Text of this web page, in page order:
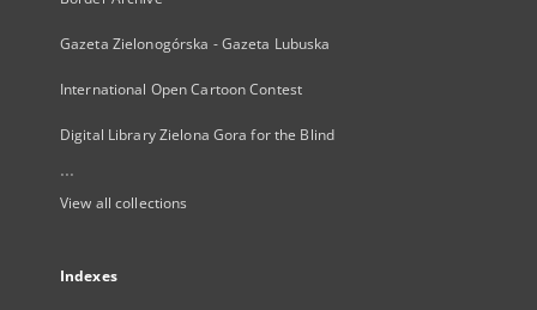
Gazeta Zielonogórska - Gazeta Lubuska
International Open Cartoon Contest
Digital Library Zielona Gora for the Blind
...
View all collections
Indexes